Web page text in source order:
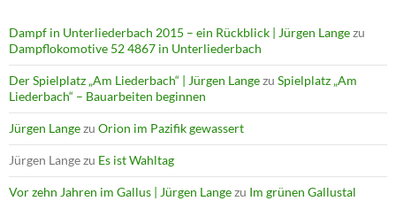
Dampf in Unterliederbach 2015 – ein Rückblick | Jürgen Langezu
Dampflokomotive 52 4867 in Unterliederbach
Der Spielplatz „Am Liederbach“ | Jürgen Langezu Spielplatz „Am
Liederbach“ – Bauarbeiten beginnen
Jürgen Langezu Orion im Pazifik gewassert
Jürgen Langezu Es ist Wahltag
Vor zehn Jahren im Gallus | Jürgen Langezu Im grünen Gallustal